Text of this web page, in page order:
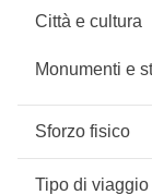
Città e cultura
Monumenti e
Sforzo fisico
Tipo di viaggio